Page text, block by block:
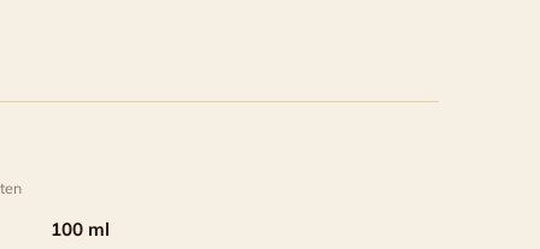
100 ml